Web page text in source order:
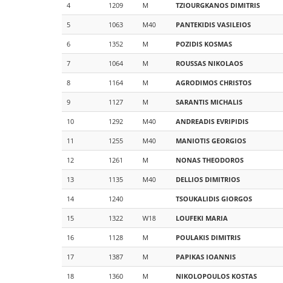
4 1209 M TZIOURGKANOS DIMITRIS
5 1063 M40 PANTEKIDIS VASILEIOS
6 1352 M POZIDIS KOSMAS
7 1064 M ROUSSAS NIKOLAOS
8 1164 M AGRODIMOS CHRISTOS
9 1127 M SARANTIS MICHALIS
10 1292 M40 ANDREADIS EVRIPIDIS
11 1255 M40 MANIOTIS GEORGIOS
12 1261 M NONAS THEODOROS
13 1135 M40 DELLIOS DIMITRIOS
14 1240 TSOUKALIDIS GIORGOS
15 1322 W18 LOUFEKI MARIA
16 1128 M POULAKIS DIMITRIS
17 1387 M PAPIKAS IOANNIS
18 1360 M NIKOLOPOULOS KOSTAS